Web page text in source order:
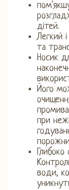
дітей.
Легкий
та
Носик
Його
при
води,